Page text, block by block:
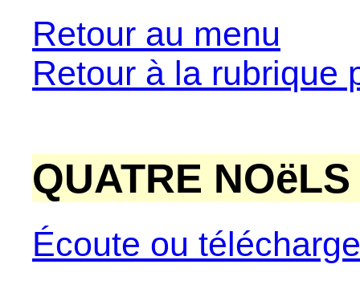
Retour au menu
Retour à la rubrique
QUATRE NOëLS
Écoute ou